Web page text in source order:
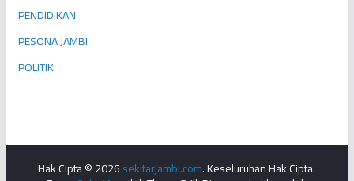
PENDIDIKAN
PESONA JAMBI
POLITIK
Hak Cipta © 2026sekitarjambi.com. Keseluruhan Hak Cipta.